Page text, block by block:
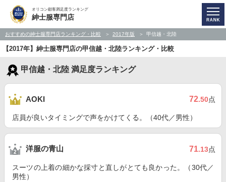
オリコン顧客満足度ランキング
紳士服専門店
おすすめの紳士服専門店ランキング・比較 2017年版 甲信越・北陸
【2017年】紳士服専門店の甲信越・北陸ランキング・比較
甲信越・北陸 満足度ランキング
AOKI 72.50点
店員が良いタイミングで声をかけてくる。（40代／男性）
洋服の青山 71.13点
スーツの上着の細かな採寸と直しがとても良かった。（30代／
男性）